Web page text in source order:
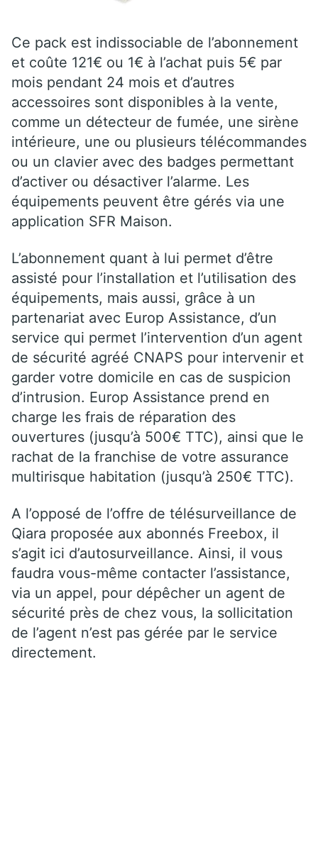
Ce pack est indissociable de l’abonnement
et coûte 121€ ou 1€ à l’achat puis 5€ par
mois pendant 24 mois et d’autres
accessoires sont disponibles à la vente,
comme un détecteur de fumée, une sirène
intérieure, une ou plusieurs télécommandes
ou un clavier avec des badges permettant
d’activer ou désactiver l’alarme. Les
équipements peuvent être gérés via une
application SFR Maison.
L’abonnement quant à lui permet d’être
assisté pour l’installation et l’utilisation des
équipements, mais aussi, grâce à un
partenariat avec Europ Assistance, d’un
service qui permet l’intervention d’un agent
de sécurité agréé CNAPS pour intervenir et
garder votre domicile en cas de suspicion
d’intrusion. Europ Assistance prend en
charge les frais de réparation des
ouvertures (jusqu’à 500€ TTC), ainsi que le
rachat de la franchise de votre assurance
multirisque habitation (jusqu’à 250€ TTC).
A l’opposé de l’offre de télésurveillance de
Qiara proposée aux abonnés Freebox, il
s’agit ici d’autosurveillance. Ainsi, il vous
faudra vous-même contacter l’assistance,
via un appel, pour dépêcher un agent de
sécurité près de chez vous, la sollicitation
de l’agent n’est pas gérée par le service
directement.